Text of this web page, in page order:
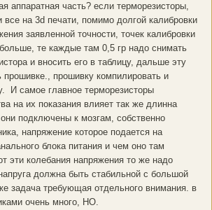
аппаратная часть? если терморезисторы,
на 3d печати, помимо долгой калибровки
заявленной точности, точек калибровки
те каждые там 0,5 гр надо снимать
и вносить его в таблицу, дальше эту
прошивке., прошивку компилировать и
И самое главное терморезисторы
на их показания влияет так же длинна
подключены к мозгам, собственно
напряжение которое подается на
блока питания и чем оно там
эти колебания напряжения то же надо
должна быть стабильной с большой
задача требующая отдельного внимания. в
очень много, НО.